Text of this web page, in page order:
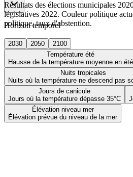
Horizon temporel
2030 2050
2100
Température été
Hausse de la température moyenne en été
Nuits tropicales
Nuits où la température ne descend pas
Jours de canicule
Jours où la température dépasse 35°C
Élévation niveau mer
Élévation prévue du niveau de la mer
Résultats des élections municipales
législatives 2022. Couleur politique
politique, taux d'abstention.